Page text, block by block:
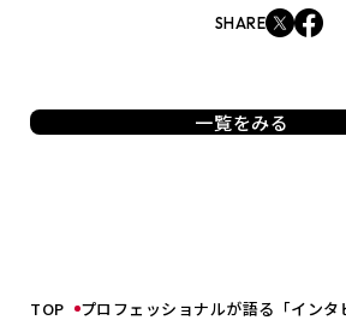
SHARE
一覧をみる
TOP プロフェッショナルが語る「インタ